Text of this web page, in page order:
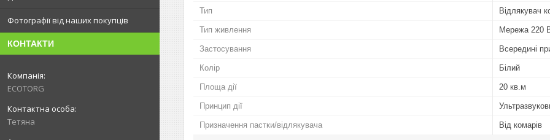
Фотографії від наших покупців
КОНТАКТИ
ECOTORG
Тетяна
Тип Відлякувач
Тип живлення Мережа 220
Застосування Всередині
Колір Білий
Площа дії 20 кв.м
Принцип дії
Призначення пастки/відлякувача Від комарів